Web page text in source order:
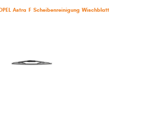
Astra F Scheibenreinigung Wischblatt